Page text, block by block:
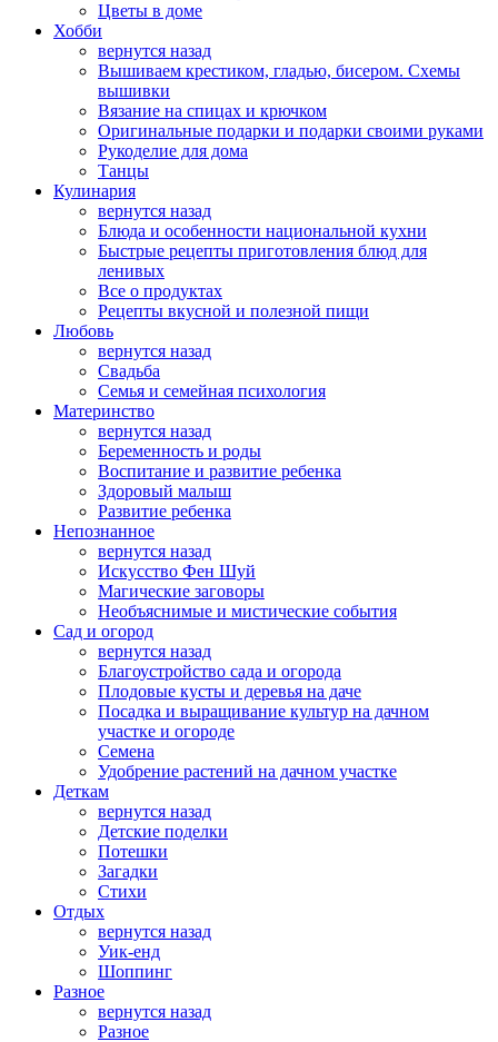
Цветы в доме
Хобби
вернутся назад
Вышиваем крестиком, гладью, бисером. Схемы
вышивки
Вязание на спицах и крючком
Оригинальные подарки и подарки своими руками
Рукоделие для дома
Танцы
Кулинария
вернутся назад
Блюда и особенности национальной кухни
Быстрые рецепты приготовления блюд для
ленивых
Все о продуктах
Рецепты вкусной и полезной пищи
Любовь
вернутся назад
Свадьба
Семья и семейная психология
Материнство
вернутся назад
Беременность и роды
Воспитание и развитие ребенка
Здоровый малыш
Развитие ребенка
Непознанное
вернутся назад
Искусство Фен Шуй
Магические заговоры
Необъяснимые и мистические события
Сад и огород
вернутся назад
Благоустройство сада и огорода
Плодовые кусты и деревья на даче
Посадка и выращивание культур на дачном
участке и огороде
Семена
Удобрение растений на дачном участке
Деткам
вернутся назад
Детские поделки
Потешки
Загадки
Стихи
Отдых
вернутся назад
Уик-енд
Шоппинг
Разное
вернутся назад
Разное